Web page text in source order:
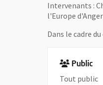
Intervenants :
l'Europe
Dans le cadre
Public
Tout public